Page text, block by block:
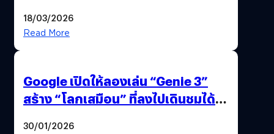
18/03/2026
Read More
Google เปิดให้ลองเล่น “Genie 3”
สร้าง “โลกเสมือน” ที่ลงไปเดินชมได้
30/01/2026